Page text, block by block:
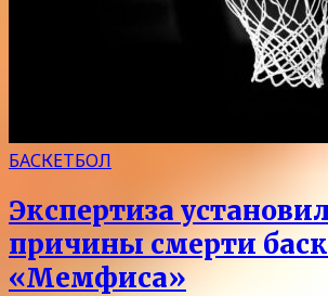
БАСКЕТБОЛ
Экспертиза
причины смерти
«Мемфиса»